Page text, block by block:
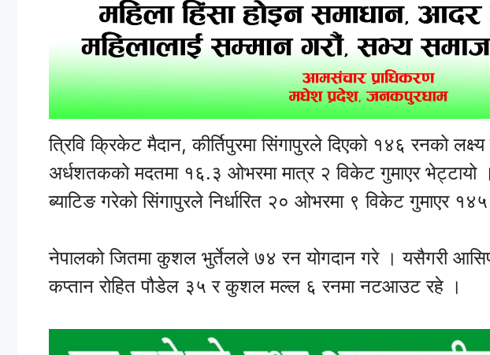
त्रिवि क्रिकेट मैदान, कीर्तिपुरमा सिंगापुरले दिएको १४६ रनको
अर्धशतकको मदतमा १६.३ ओभरमा मात्र २ विकेट गुमाएर
ब्याटिङ गरेको सिंगापुरले निर्धारित २० ओभरमा ९ विकेट गुमाएर
नेपालको जितमा कुशल भुर्तेलले ७४ रन योगदान गरे । यसैगरी
कप्तान रोहित पौडेल ३५ र कुशल मल्ल ६ रनमा नटआउट रहे ।